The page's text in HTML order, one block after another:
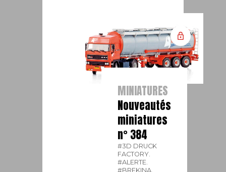
MINIATURES
Nouveautés
miniatures
n° 384
#3D DRUCK
FACTORY.
#ALERTE.
#BREKINA.